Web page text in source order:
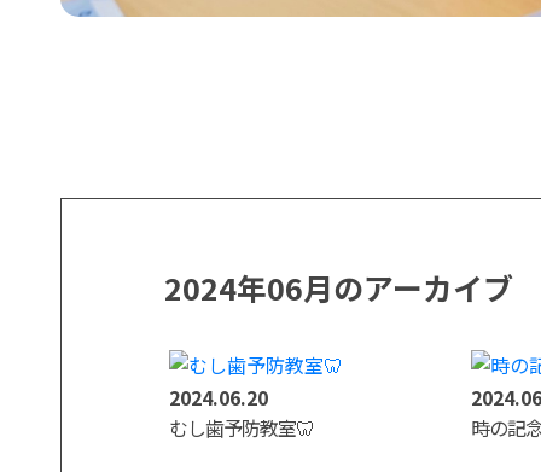
2024年06月のアーカイブ
2024.06.20
むし歯予防教室🦷
時の記